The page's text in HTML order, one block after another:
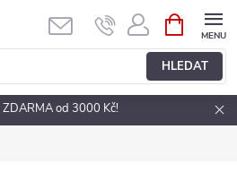
HLEDAT
NÁKUPNÍ
KOŠÍK
od 3000 Kč!